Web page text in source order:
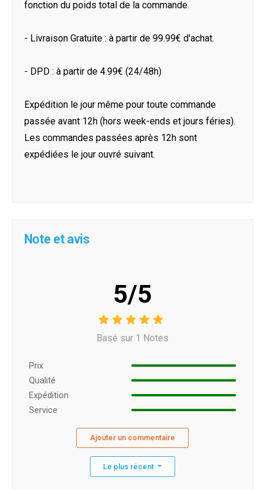
fonction du poids total de la commande.
- Livraison Gratuite : à partir de 99.99€ d'achat.
- DPD : à partir de 4.99€ (24/48h)
Expédition le jour même pour toute commande
passée avant 12h (hors week-ends et jours féries).
Les commandes passées après 12h sont
expédiées le jour ouvré suivant.
Note et avis
5/5
Basé sur 1 Notes
Prix ​​
Qualité
Expédition
Service
Ajouter un commentaire
Le plus récent